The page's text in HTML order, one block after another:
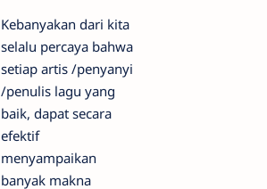
Kebanyakan dari kita
selalu percaya bahwa
setiap artis /penyanyi
/penulis lagu yang
baik, dapat secara
efektif
menyampaikan
banyak makna